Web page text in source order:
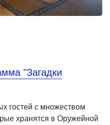
"Загадки
гостей с множеством
хранятся в Оружейной